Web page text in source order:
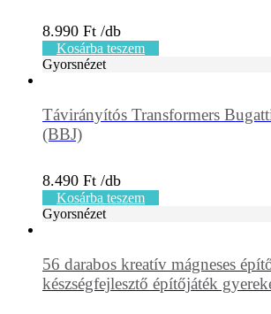
8.990 Ft
Kosárba teszem
Gyorsnézet
Távirányítós Transformers
(BBJ)
8.490 Ft
Kosárba teszem
Gyorsnézet
56 darabos kreatív mágneses
készségfejlesztő építőjáték